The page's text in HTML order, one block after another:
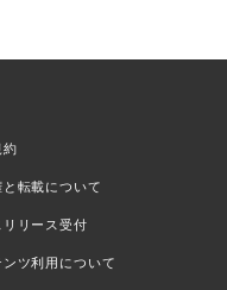
約
転載について
リリース受付
ンツ利用について